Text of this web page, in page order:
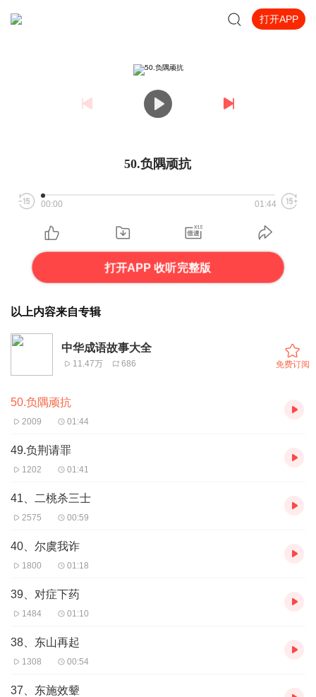
打开APP
50.负隅顽抗
00:00 01:44
打开APP 收听完整版
以上内容来自专辑
中华成语故事大全
11.47万 686 免费订阅
50.负隅顽抗
2009 01:44
49.负荆请罪
1202 01:41
41、二桃杀三士
2575 00:59
40、尔虞我诈
1800 01:18
39、对症下药
1484 01:10
38、东山再起
1308 00:54
37、东施效颦